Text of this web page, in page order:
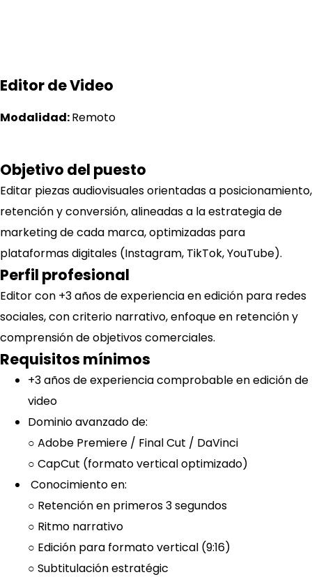
Editor de Video
Modalidad:Remoto
Objetivo del puesto
Editar piezas audiovisuales orientadas a posicionamiento,
retención y conversión, alineadas a la estrategia de
marketing de cada marca, optimizadas para
plataformas digitales (Instagram, TikTok, YouTube).
Perfil profesional
Editor con +3 años de experiencia en edición para redes
sociales, con criterio narrativo, enfoque en retención y
comprensión de objetivos comerciales.
Requisitos mínimos
+3 años de experiencia comprobable en edición de
video
Dominio avanzado de:
○ Adobe Premiere / Final Cut / DaVinci
○ CapCut (formato vertical optimizado)
Conocimiento en:
○ Retención en primeros 3 segundos
○ Ritmo narrativo
○ Edición para formato vertical (9:16)
○ Subtitulación estratégic